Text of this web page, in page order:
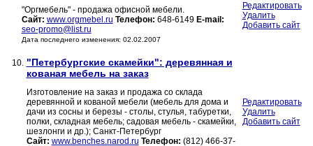
"Оргмебель" - продажа офисной мебели.
Сайт: www.orgmebel.ru Телефон: 648-6149 E-mail:
seo-promo@list.ru
Дата последнего изменения: 02.02.2007
Редактировать
Удалить
Добавить сайт
10. "Петербургские скамейки": деревянная и
кованая мебель на заказ
Изготовление на заказ и продажа со склада
деревянной и кованой мебели (мебель для дома и
дачи из сосны и березы - столы, стулья, табуретки,
полки, складная мебель; садовая мебель - скамейки,
шезлонги и др.); Санкт-Петербург
Сайт: www.benches.narod.ru Телефон: (812) 466-37-
Редактировать
Удалить
Добавить сайт